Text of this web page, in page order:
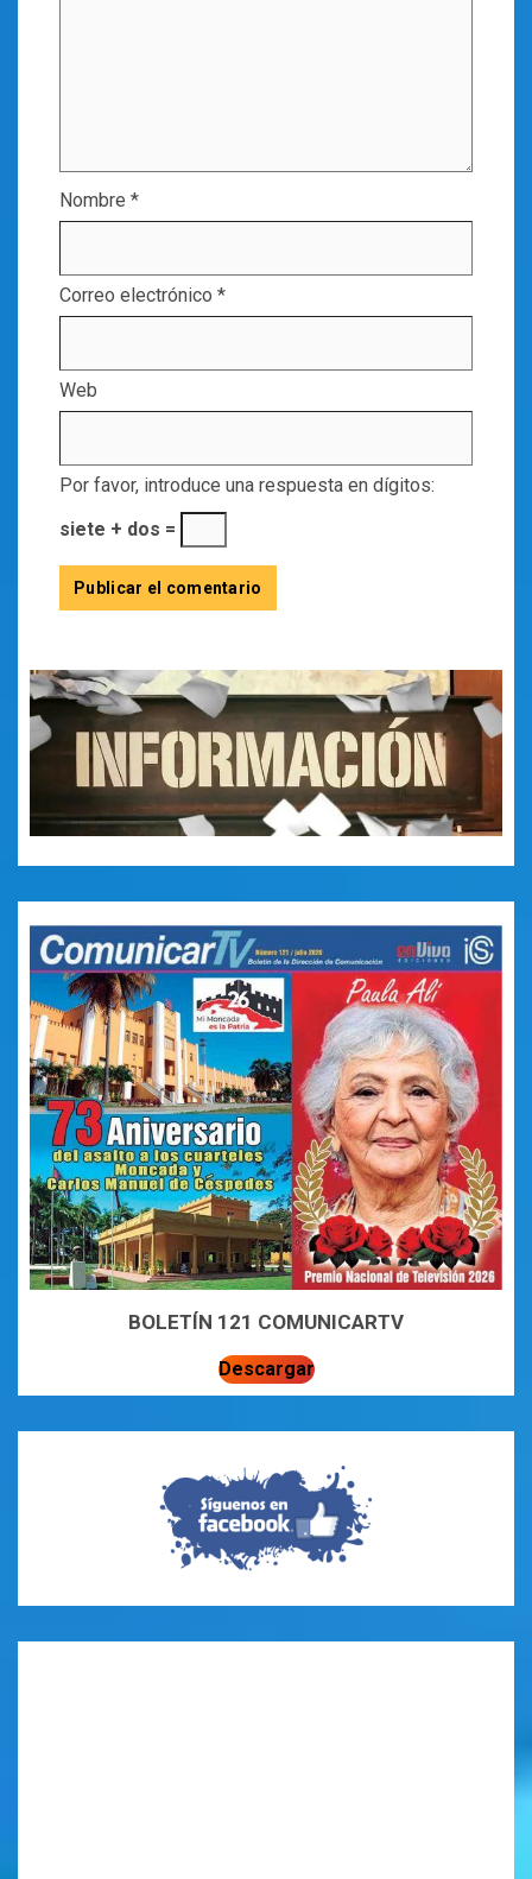
Nombre *
Correo electrónico *
Web
Por favor, introduce una respuesta en dígitos:
siete + dos =
BOLETÍN 121 COMUNICARTV
Descargar